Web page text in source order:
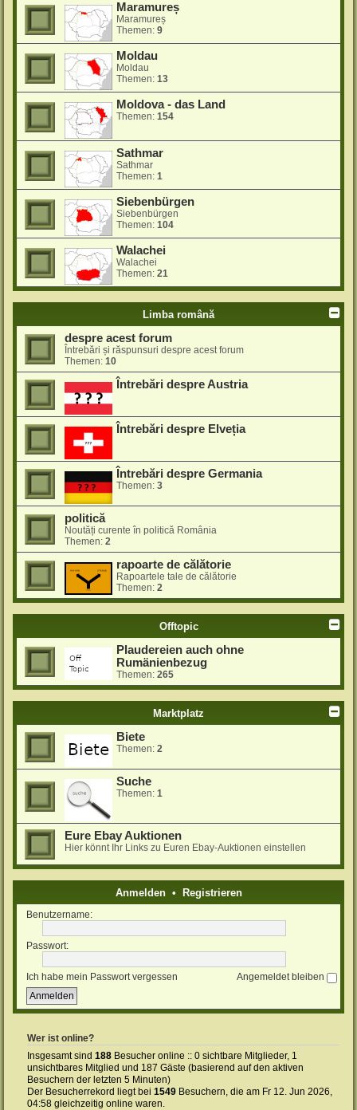
Maramureș
Maramureș
Themen: 9
Moldau
Moldau
Themen: 13
Moldova - das Land
Themen: 154
Sathmar
Sathmar
Themen: 1
Siebenbürgen
Siebenbürgen
Themen: 104
Walachei
Walachei
Themen: 21
Limba română
despre acest forum
Întrebări și răspunsuri despre acest forum
Themen: 10
Întrebări despre Austria
Întrebări despre Elveția
Întrebări despre Germania
Themen: 3
politică
Noutăți curente în politică România
Themen: 2
rapoarte de călătorie
Rapoartele tale de călătorie
Themen: 2
Offtopic
Plaudereien auch ohne
Rumänienbezug
Themen: 265
Marktplatz
Biete
Themen: 2
Suche
Themen: 1
Eure Ebay Auktionen
Hier könnt Ihr Links zu Euren Ebay-Auktionen einstellen
Anmelden• Registrieren
Benutzername:
Passwort:
Ich habe mein Passwort vergessen Angemeldet bleiben
Wer ist online?
Insgesamt sind 188 Besucher online :: 0 sichtbare Mitglieder, 1
unsichtbares Mitglied und 187 Gäste (basierend auf den aktiven
Besuchern der letzten 5 Minuten)
Der Besucherrekord liegt bei 1549 Besuchern, die am Fr 12. Jun 2026,
04:58 gleichzeitig online waren.